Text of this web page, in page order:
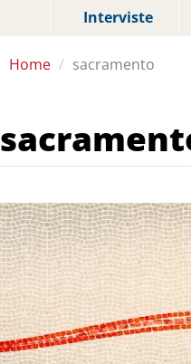
Interviste
Home sacramento